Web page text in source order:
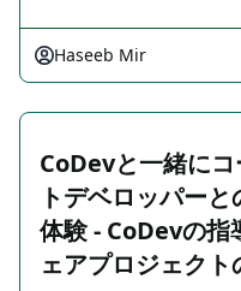
Haseeb Mir
CoDevと一緒に
トデベロッパー
体験 - CoDevの指
ェアプロジェク